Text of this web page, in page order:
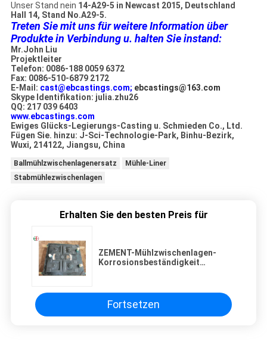
Unser Stand nein 14-A29-5 in Newcast 2015, Deutschland
Hall 14, Stand No.A29-5.
Treten Sie mit uns für weitere Information über
Produkte in Verbindung u. halten Sie instand:
Mr.John Liu
Projektleiter
Telefon: 0086-188 0059 6372
Fax: 0086-510-6879 2172
E-Mail: cast@ebcastings.com; ebcastings@163.com
Skype Identifikation: julia.zhu26
QQ: 217 039 6403
www.ebcastings.com
Ewiges Glücks-Legierungs-Casting u. Schmieden Co., Ltd.
Fügen Sie. hinzu: J-Sci-Technologie-Park, Binhu-Bezirk,
Wuxi, 214122, Jiangsu, China
Ballmühlzwischenlagenersatz
Mühle-Liner
Stabmühlezwischenlagen
Erhalten Sie den besten Preis für
ZEMENT-Mühlzwischenlagen-
Korrosionsbeständigkeit
Fortsetzen